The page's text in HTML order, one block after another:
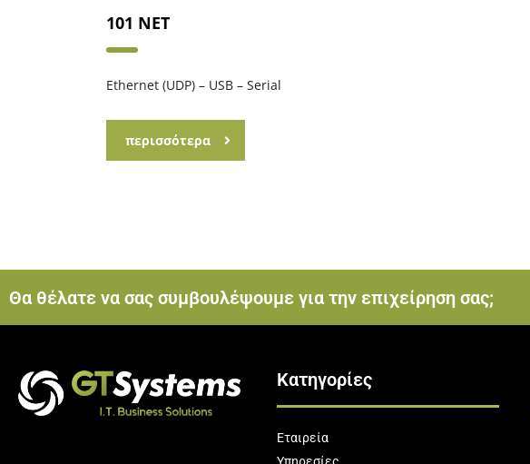
101 NET
Ethernet (UDP) – USB – Serial
περισσότερα
Θα θέλατε να σας συμβουλέψουμε για την επιχείρηση σας;
Κατηγορίες
Εταιρεία